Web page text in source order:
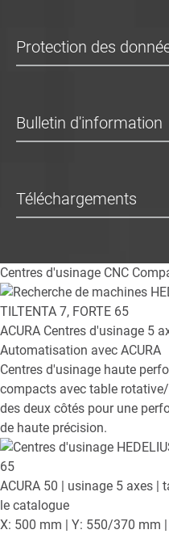
Protection des
Bulletin d'information
Téléchargements
Centres d'usinage CNC
ACURA Centres d'usinage 5
Automatisation avec ACURA
Centres d'usinage haute
compacts avec table
des deux côtés pour une
de haute précision.
ACURA 50 | usinage 5 axes
le catalogue
X: 500 mm | Y: 550/370 mm